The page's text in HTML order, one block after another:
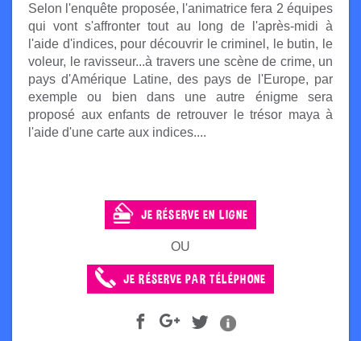
Selon l'enquête proposée, l'animatrice fera 2 équipes
qui vont s'affronter tout au long de l'après-midi à
l'aide d'indices, pour découvrir le criminel, le butin, le
voleur, le ravisseur...à travers une scène de crime, un
pays d'Amérique Latine, des pays de l'Europe, par
exemple ou bien dans une autre énigme sera
proposé aux enfants de retrouver le trésor maya à
l'aide d'une carte aux indices....
JE RÉSERVE EN LIGNE
OU
JE RÉSERVE PAR TÉLÉPHONE